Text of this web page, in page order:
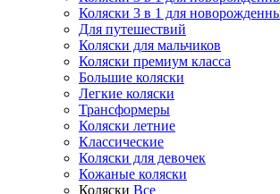
Коляски 3 в 1 для
Для путешествий
Коляски для мальчиков
Коляски премиум класса
Большие коляски
Легкие коляски
Трансформеры
Коляски летние
Классические
Коляски для девочек
Кожаные коляски
Коляски Все